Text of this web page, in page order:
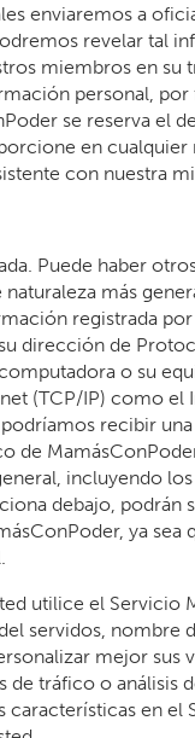
enviaremos a
revelar tal
miembros en su
personal,
se reserva el
en cualquier
con nuestra
Puede haber
más
registrada
dirección de
o su
(TCP/IP) como el
recibir
de
incluyendo
debajo, podrán
ya sea
utilice el
servidos,
mejor sus
de tráfico o
características en